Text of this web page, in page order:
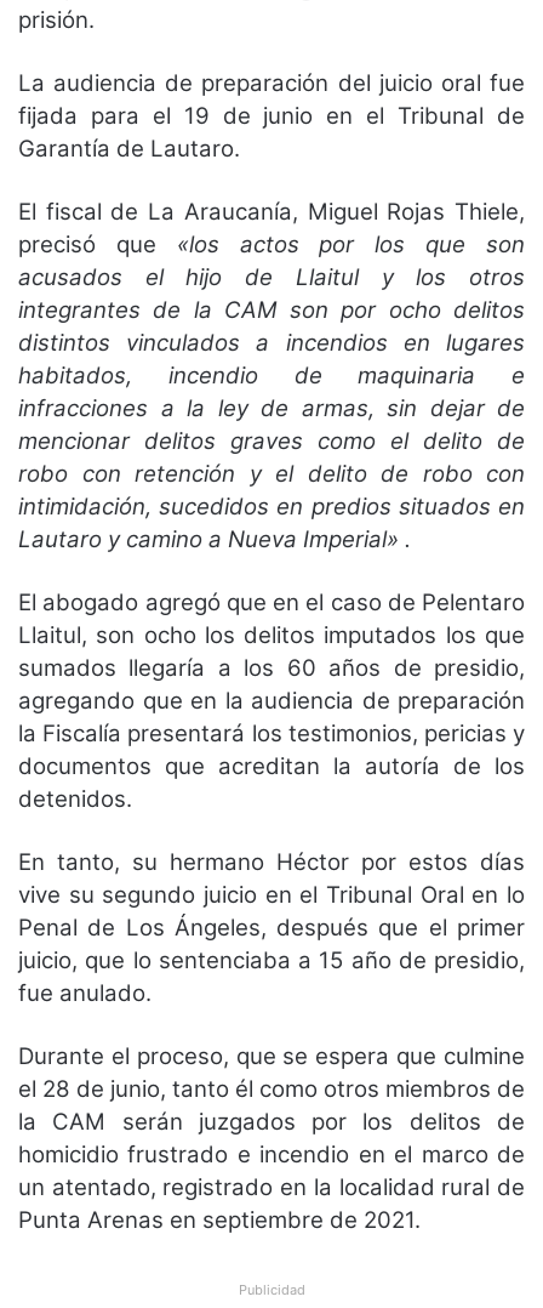
prisión.
La audiencia de preparación del juicio oral fue
fijada para el 19 de junio en el Tribunal de
Garantía de Lautaro.
El fiscal de La Araucanía, Miguel Rojas Thiele,
precisó que «los actos por los que son
acusados el hijo de Llaitul y los otros
integrantes de la CAM son por ocho delitos
distintos vinculados a incendios en lugares
habitados, incendio de maquinaria e
infracciones a la ley de armas, sin dejar de
mencionar delitos graves como el delito de
robo con retención y el delito de robo con
intimidación, sucedidos en predios situados en
Lautaro y camino a Nueva Imperial» .
El abogado agregó que en el caso de Pelentaro
Llaitul, son ocho los delitos imputados los que
sumados llegaría a los 60 años de presidio,
agregando que en la audiencia de preparación
la Fiscalía presentará los testimonios, pericias y
documentos que acreditan la autoría de los
detenidos.
En tanto, su hermano Héctor por estos días
vive su segundo juicio en el Tribunal Oral en lo
Penal de Los Ángeles, después que el primer
juicio, que lo sentenciaba a 15 año de presidio,
fue anulado.
Durante el proceso, que se espera que culmine
el 28 de junio, tanto él como otros miembros de
la CAM serán juzgados por los delitos de
homicidio frustrado e incendio en el marco de
un atentado, registrado en la localidad rural de
Punta Arenas en septiembre de 2021.
Publicidad